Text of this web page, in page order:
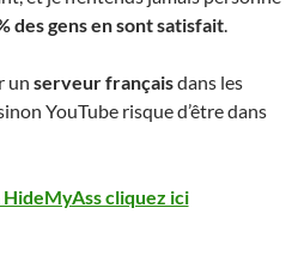
des gens en sont satisfait.
un serveur françaisdans les
YouTube risque d’être dans
cliquez ici